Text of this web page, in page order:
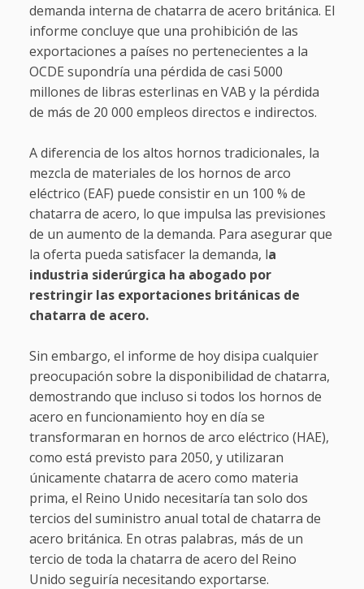
demanda interna de chatarra de acero británica. El
informe concluye que una prohibición de las
exportaciones a países no pertenecientes a la
OCDE supondría una pérdida de casi 5000
millones de libras esterlinas en VAB y la pérdida
de más de 20 000 empleos directos e indirectos.
A diferencia de los altos hornos tradicionales, la
mezcla de materiales de los hornos de arco
eléctrico (EAF) puede consistir en un 100 % de
chatarra de acero, lo que impulsa las previsiones
de un aumento de la demanda. Para asegurar que
la oferta pueda satisfacer la demanda, la
industria siderúrgica ha abogado por
restringir las exportaciones británicas de
chatarra de acero.
Sin embargo, el informe de hoy disipa cualquier
preocupación sobre la disponibilidad de chatarra,
demostrando que incluso si todos los hornos de
acero en funcionamiento hoy en día se
transformaran en hornos de arco eléctrico (HAE),
como está previsto para 2050, y utilizaran
únicamente chatarra de acero como materia
prima, el Reino Unido necesitaría tan solo dos
tercios del suministro anual total de chatarra de
acero británica. En otras palabras, más de un
tercio de toda la chatarra de acero del Reino
Unido seguiría necesitando exportarse.